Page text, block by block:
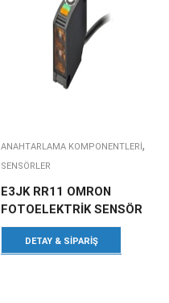
ANAHTARLAMA KOMPONENTLERI ,
SENSÖRLER
E3JK RR11 OMRON
FOTOELEKTRİK SENSÖR
DETAY & SIPARIŞ